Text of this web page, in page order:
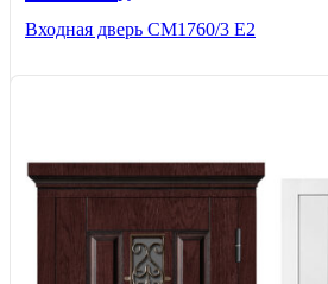
Входная дверь CМ1760/3 Е2